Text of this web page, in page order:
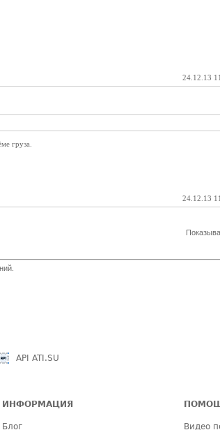
24.12.13
груза.
24.12.13
API ATI.SU
ИНФОРМАЦИЯ
Блог Видео